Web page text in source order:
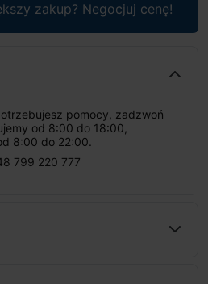
zakup? Negocjuj cenę!
pomocy, zadzwoń
od 8:00 do 18:00,
8:00 do 22:00.
799 220 777